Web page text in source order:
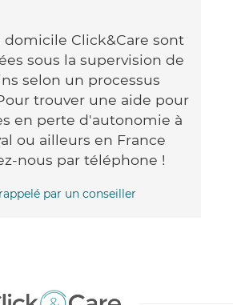
domicile Click&Care sont
sous la supervision de
selon un processus
trouver une aide pour
en perte d'autonomie à
ou ailleurs en France
nous par téléphone !
par un conseiller